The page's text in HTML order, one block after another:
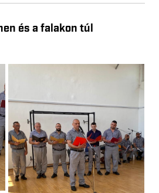
és a falakon túl